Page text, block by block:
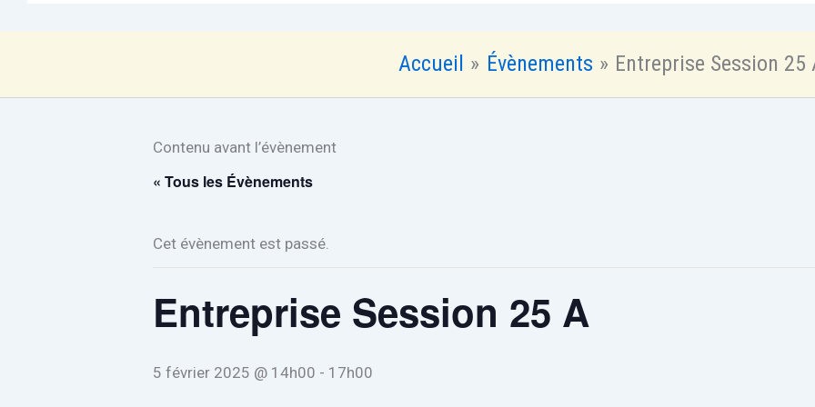
Accueil Évènements Entreprise Session 25
Contenu avant l’évènement
« Tous les Évènements
Cet évènement est passé.
Entreprise Session 25 A
5 février 2025 @ 14h00 - 17h00